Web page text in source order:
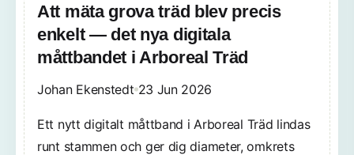
Att mäta grova träd blev precis
enkelt — det nya digitala
måttbandet i Arboreal Träd
Johan Ekenstedt 23 Jun 2026
Ett nytt digitalt måttband i Arboreal Träd lindas
runt stammen och ger dig diameter, omkrets